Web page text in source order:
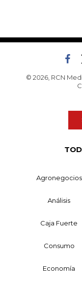
© 2026, RCN
Agronegocios
Análisis
Caja Fuerte
Consumo
Economía